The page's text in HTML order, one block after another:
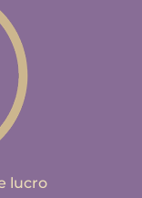
lucro